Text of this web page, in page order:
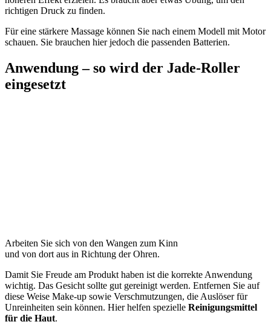
richtigen Druck zu finden.
Für eine stärkere Massage können Sie nach einem Modell mit Motor
schauen. Sie brauchen hier jedoch die passenden Batterien.
Anwendung – so wird der Jade-Roller
eingesetzt
Arbeiten Sie sich von den Wangen zum Kinn
und von dort aus in Richtung der Ohren.
Damit Sie Freude am Produkt haben ist die korrekte Anwendung
wichtig. Das Gesicht sollte gut gereinigt werden. Entfernen Sie auf
diese Weise Make-up sowie Verschmutzungen, die Auslöser für
Unreinheiten sein können. Hier helfen spezielle Reinigungsmittel
für die Haut.